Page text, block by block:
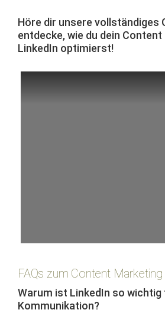
Höre dir unsere voll­ständi­ges
ent­decke, wie du dein
LinkedIn optimierst!
FAQs zum Content
Warum ist LinkedIn so wichtig
Kommunikation?